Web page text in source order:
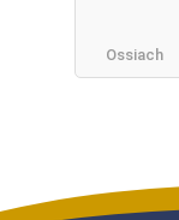
Ossiach